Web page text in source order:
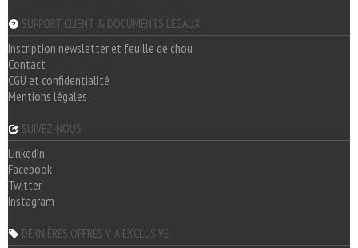
SUPPORT CLIENT & DOCUMENTS LÉGAUX
Inscription newsletter et feuille de chou
Contact
CGU et confidentialité
Mentions légales
SUIVEZ-NOUS
LinkedIn
Facebook
Twitter
Instagram
DERNIÈRES OFFRES V-A EXCLUSIVE